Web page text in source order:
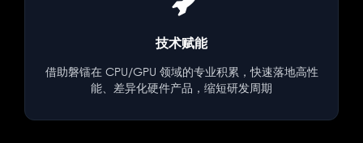
技术赋能
借助磐镭在 CPU/GPU 领域的专业积累，快速落地高性
能、差异化硬件产品，缩短研发周期